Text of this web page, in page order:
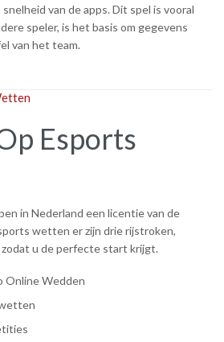
van de apps. Dit spel is vooral
speler, is het basis om gegevens
van het team.
Esports
in Nederland een licentie van de
wetten er zijn drie rijstroken,
u de perfecte start krijgt.
Online Wedden